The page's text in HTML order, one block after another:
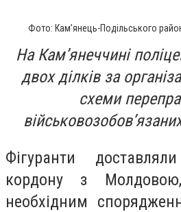
Фото: Кам’янець-Подільського
На Камʼянеччині
двох ділків за
схеми
Фігуранти
кордону з Молдовою,
необхідним